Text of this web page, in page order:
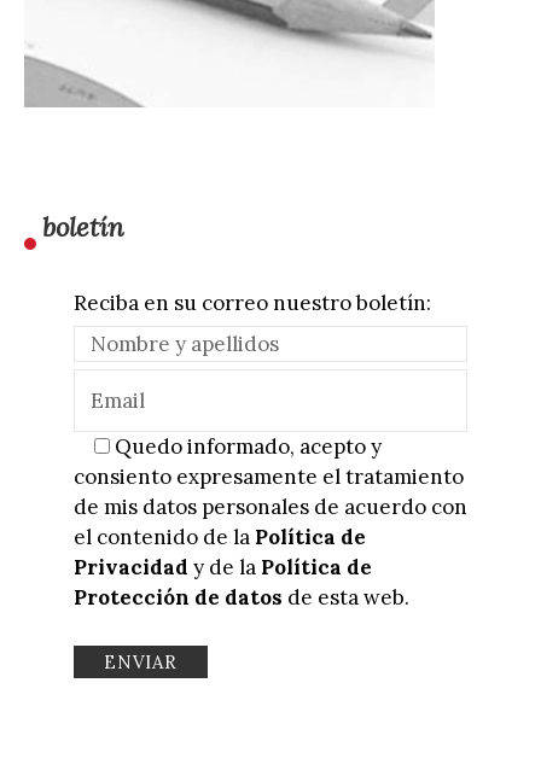
boletín
Reciba en su correo nuestro boletín:
Quedo informado, acepto y
consiento expresamente el tratamiento
de mis datos personales de acuerdo con
el contenido de la Política de
Privacidad y de la Política de
Protección de datos de esta web.